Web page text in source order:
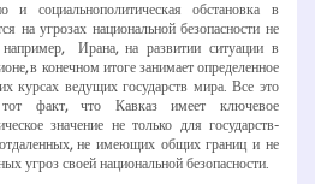
социально­политическая обстановка в
на угрозах национальной безопасности не
Ирана, на развитии ситуации в
в конечном итоге занимает определенное
курсах ведущих государств мира. Все это
факт, что Кавказ имеет ключевое
значение не только для государств­
не имеющих общих границ и не
угроз своей национальной безопасности.